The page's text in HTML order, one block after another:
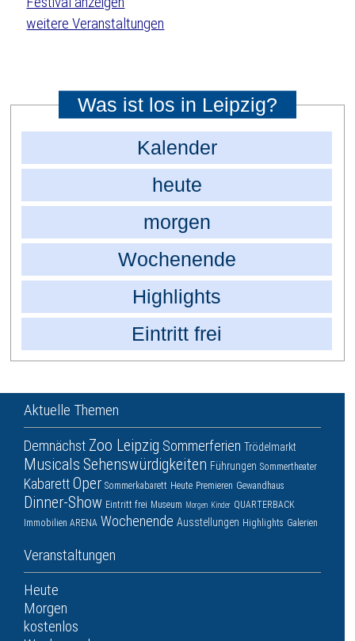
weitere Veranstaltungen
Was ist los in Leipzig?
Kalender
heute
morgen
Wochenende
Highlights
Eintritt frei
Aktuelle Themen
Demnächst Zoo Leipzig Sommerferien Trödelmarkt
Musicals Sehenswürdigkeiten Führungen Sommertheater
KabarettOper Sommerkabarett Heute Premieren Gewandhaus
Dinner-Show Eintritt frei Museum Morgen Kinder QUARTERBACK
Immobilien ARENA Wochenende Ausstellungen Highlights Galerien
Veranstaltungen
Heute
Morgen
kostenlos